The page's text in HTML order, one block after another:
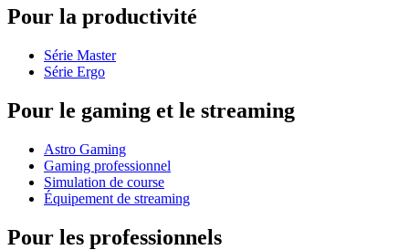
Pour la productivité
Série Master
Série Ergo
Pour le gaming et le streaming
Astro Gaming
Gaming professionnel
Simulation de course
Équipement de streaming
Pour les professionnels